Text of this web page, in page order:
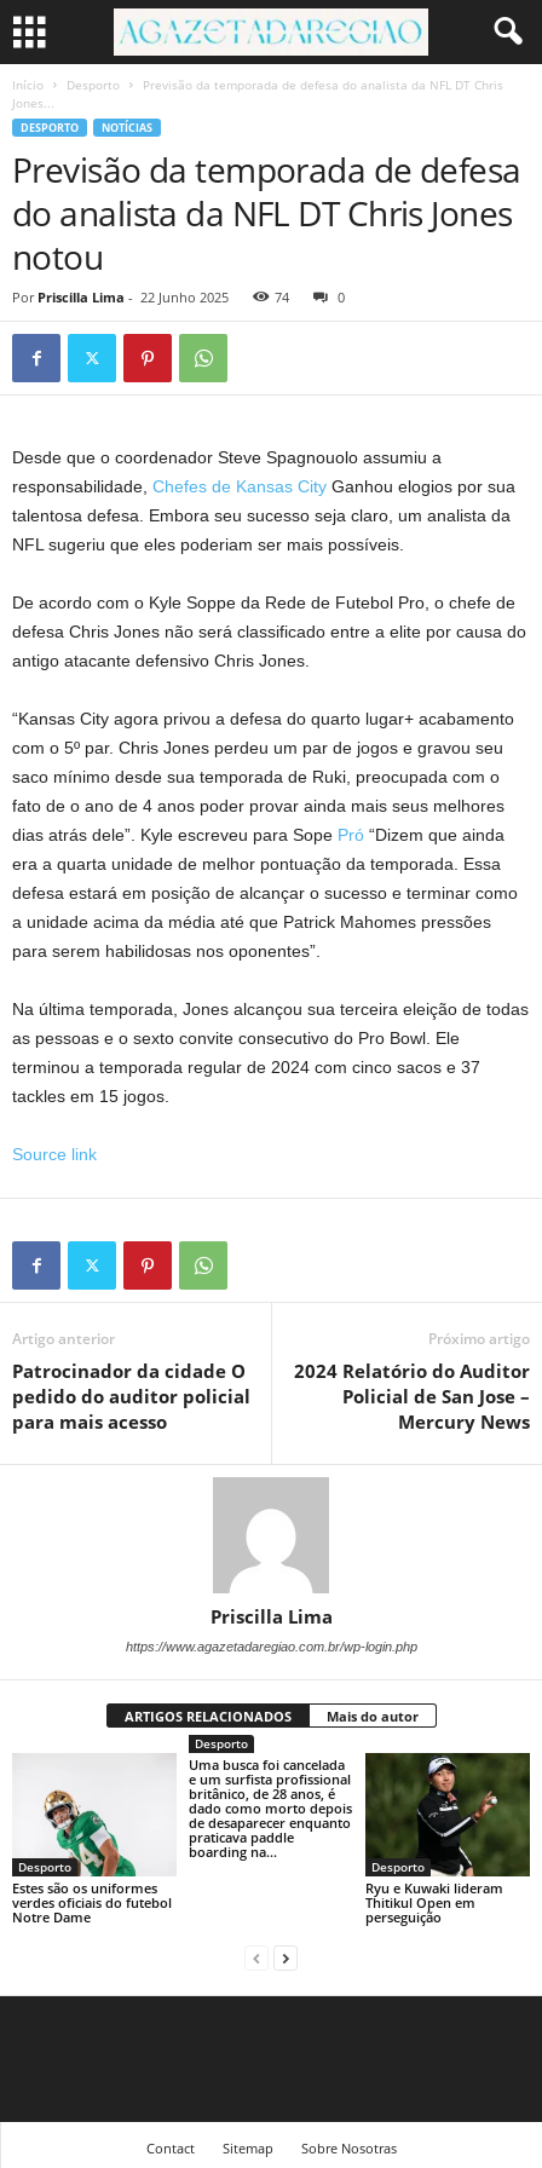
Início Desporto
Previsão da temporada de defesa do analista da NFL DT Chris
Jones...
DESPORTO NOTÍCIAS
Previsão da temporada de defesa
do analista da NFL DT Chris Jones
notou
Por Priscilla Lima - 22 Junho 2025 74 0
Desde que o coordenador Steve Spagnouolo assumiu a
responsabilidade, Chefes de Kansas City Ganhou elogios por sua
talentosa defesa. Embora seu sucesso seja claro, um analista da
NFL sugeriu que eles poderiam ser mais possíveis.
De acordo com o Kyle Soppe da Rede de Futebol Pro, o chefe de
defesa Chris Jones não será classificado entre a elite por causa do
antigo atacante defensivo Chris Jones.
“Kansas City agora privou a defesa do quarto lugar+ acabamento
com o 5º par. Chris Jones perdeu um par de jogos e gravou seu
saco mínimo desde sua temporada de Ruki, preocupada com o
fato de o ano de 4 anos poder provar ainda mais seus melhores
dias atrás dele”. Kyle escreveu para Sope Pró “Dizem que ainda
era a quarta unidade de melhor pontuação da temporada. Essa
defesa estará em posição de alcançar o sucesso e terminar como
a unidade acima da média até que Patrick Mahomes pressões
para serem habilidosas nos oponentes”.
Na última temporada, Jones alcançou sua terceira eleição de todas
as pessoas e o sexto convite consecutivo do Pro Bowl. Ele
terminou a temporada regular de 2024 com cinco sacos e 37
tackles em 15 jogos.
Source link
Artigo anterior
Patrocinador da cidade O
pedido do auditor policial
para mais acesso
Próximo artigo
2024 Relatório do Auditor
Policial de San Jose –
Mercury News
Priscilla Lima
https://www.agazetadaregiao.com.br/wp-login.php
ARTIGOS RELACIONADOS Mais do autor
Desporto
Estes são os uniformes
verdes oficiais do futebol
Notre Dame
Desporto
Uma busca foi cancelada
e um surfista profissional
britânico, de 28 anos, é
dado como morto depois
de desaparecer enquanto
praticava paddle
boarding na...
Desporto
Ryu e Kuwaki lideram
Thitikul Open em
perseguição
Contact Sitemap Sobre Nosotras